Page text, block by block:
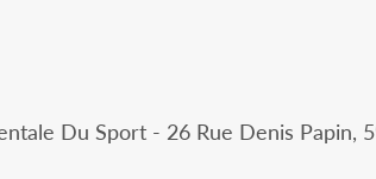
Du Sport - 26 Rue Denis Papin,